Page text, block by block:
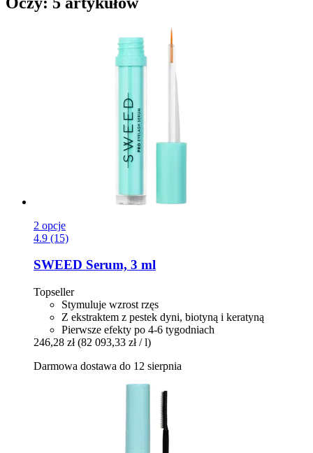
2 opcje
4.9 (15)
SWEED Serum, 3 ml
Topseller
Stymuluje wzrost rzęs
Z ekstraktem z pestek dyni, biotyną i keratyną
Pierwsze efekty po 4-6 tygodniach
246,28 zł (82 093,33 zł / l)
Darmowa dostawa do 12 sierpnia